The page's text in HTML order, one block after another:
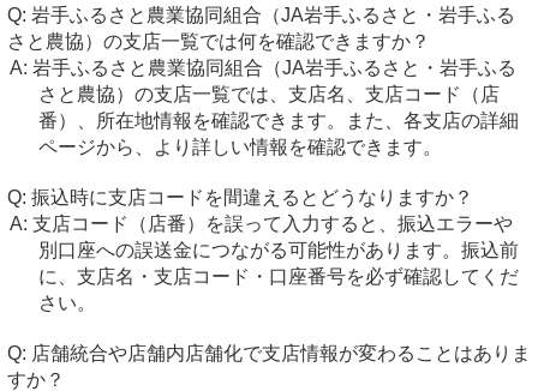
岩手ふるさと農業協同組合（JA岩手ふるさと・岩手ふる
さと農協）の支店一覧では何を確認できますか？
岩手ふるさと農業協同組合（JA岩手ふるさと・岩手ふる
さと農協）の支店一覧では、支店名、支店コード（店
番）、所在地情報を確認できます。また、各支店の詳細
ページから、より詳しい情報を確認できます。
振込時に支店コードを間違えるとどうなりますか？
支店コード（店番）を誤って入力すると、振込エラーや
別口座への誤送金につながる可能性があります。振込前
に、支店名・支店コード・口座番号を必ず確認してくだ
さい。
店舗統合や店舗内店舗化で支店情報が変わることはありま
すか？